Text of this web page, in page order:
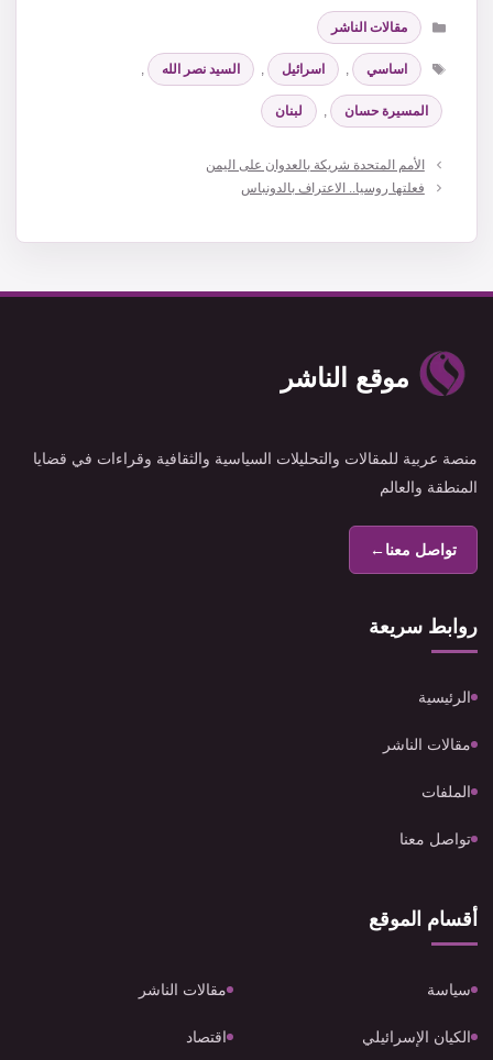
التصنيفات
مقالات الناشر
الوسوم
اساسي , اسرائيل , السيد نصر الله ,
المسيرة حسان , لبنان
الأمم المتحدة شريكة بالعدوان على اليمن
فعلتها روسيا.. الاعتراف بالدونباس
موقع الناشر
منصة عربية للمقالات والتحليلات السياسية والثقافية وقراءات في قضايا
المنطقة والعالم
تواصل معنا←
روابط سريعة
الرئيسية
مقالات الناشر
الملفات
تواصل معنا
أقسام الموقع
سياسة مقالات الناشر
الكيان الإسرائيلي اقتصاد